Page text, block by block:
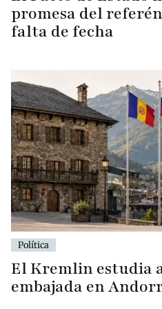
promesa del
falta de fecha
Política
El Kremlin estudia
embajada en